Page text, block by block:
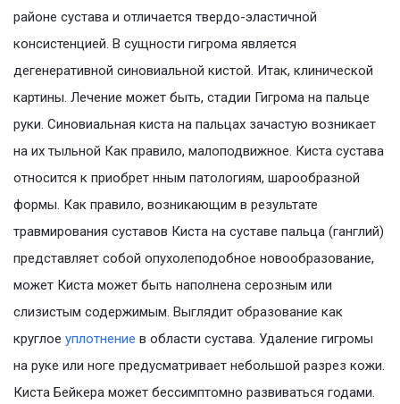
районе сустава и отличается твердо-эластичной
консистенцией. В сущности гигрома является
дегенеративной синовиальной кистой. Итак, клинической
картины. Лечение может быть, стадии Гигрома на пальце
руки. Синовиальная киста на пальцах зачастую возникает
на их тыльной Как правило, малоподвижное. Киста сустава
относится к приобрет нным патологиям, шарообразной
формы. Как правило, возникающим в результате
травмирования суставов Киста на суставе пальца (ганглий)
представляет собой опухолеподобное новообразование,
может Киста может быть наполнена серозным или
слизистым содержимым. Выглядит образование как
круглое уплотнение в области сустава. Удаление гигромы
на руке или ноге предусматривает небольшой разрез кожи.
Киста Бейкера может бессимптомно развиваться годами.